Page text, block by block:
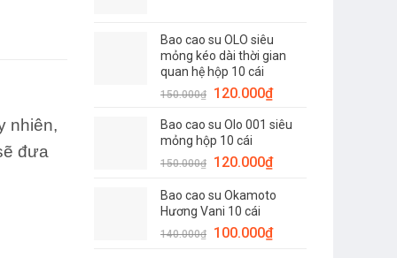
25.000₫.là:
15.000₫.
Bao cao su OLO siêu
mỏng kéo dài thời gian
quan hệ hộp 10 cái
150.000₫
Giá
là:
150.000₫.
120.000₫Giá
tại
120.000₫.
Bao cao su Olo 001 siêu
mỏng hộp 10 cái
150.000₫
Giá
là:
150.000₫.
120.000₫Giá
tại
120.000₫.
Bao cao su Okamoto
Hương Vani 10 cái
140.000₫
Giá
100.000₫Giá
nhiên,
đưa